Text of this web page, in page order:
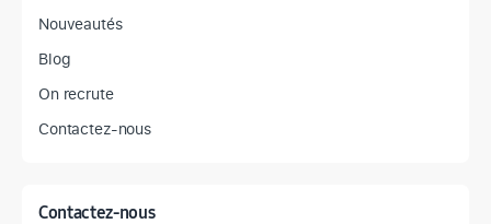
Nouveautés
Blog
On recrute
Contactez-nous
Contactez-nous